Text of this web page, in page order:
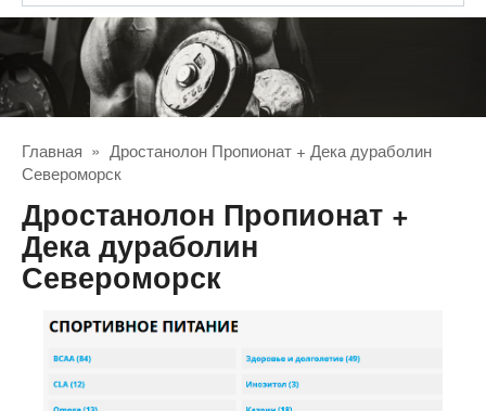
Главная » Дростанолон Пропионат + Дека дураболин
Североморск
Дростанолон Пропионат +
Дека дураболин
Североморск